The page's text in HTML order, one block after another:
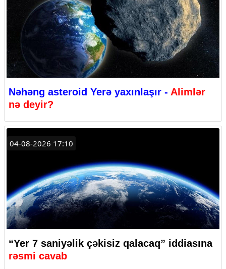
Nəhəng asteroid Yerə yaxınlaşır - Alimlər
nə deyir?
04-08-2026 17:10
“Yer 7 saniyəlik çəkisiz qalacaq” iddiasına
rəsmi cavab